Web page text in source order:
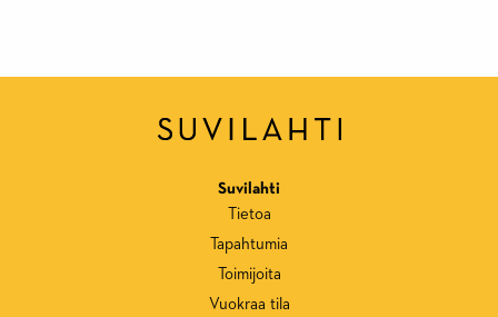
Suvilahti
Tietoa
Tapahtumia
Toimijoita
Vuokraa tila